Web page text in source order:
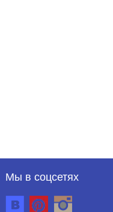
Мы в соцсетях